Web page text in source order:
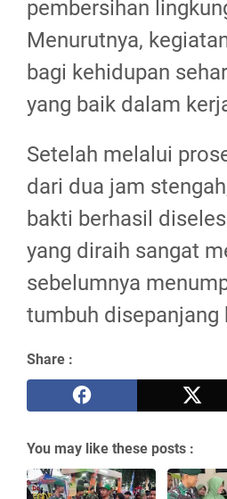
pembersihan
Menurutnya,
bagi kehidupan
yang baik dalam
Setelah melalui
dari dua jam
bakti berhasil
yang diraih sangat
sebelumnya
tumbuh
Share :
You may like these posts :